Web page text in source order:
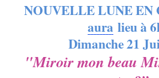
NOUVELLE LUNE
aura lieu à
Dimanche 21
"Miroir mon beau